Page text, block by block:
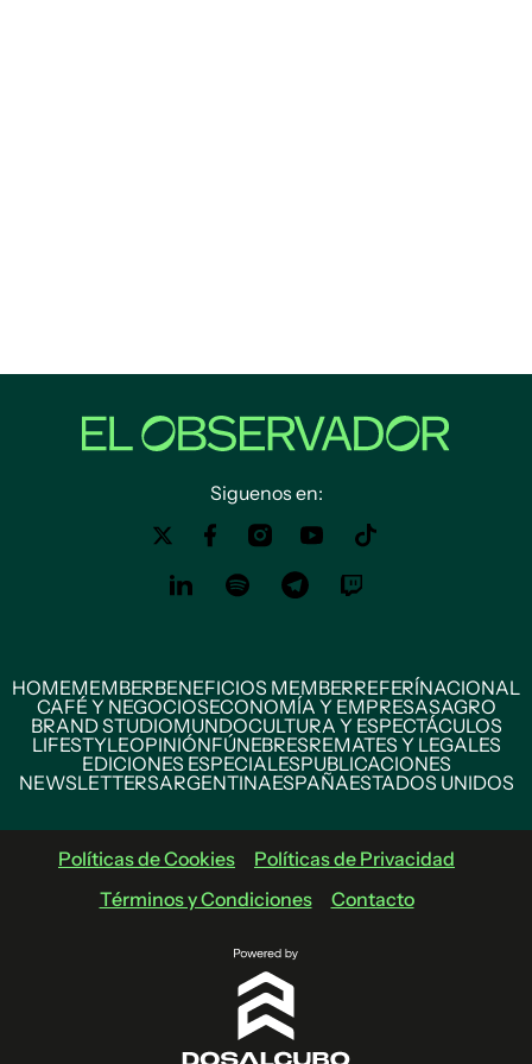
Siguenos en:
HOMEMEMBERBENEFICIOS MEMBERREFERÍNACIONAL
CAFÉ Y NEGOCIOSECONOMÍA Y EMPRESASAGRO
BRAND STUDIOMUNDOCULTURA Y ESPECTÁCULOS
LIFESTYLEOPINIÓNFÚNEBRESREMATES Y LEGALES
EDICIONES ESPECIALESPUBLICACIONES
NEWSLETTERSARGENTINAESPAÑAESTADOS UNIDOS
Políticas de Cookies
Políticas de Privacidad
Términos y Condiciones
Contacto